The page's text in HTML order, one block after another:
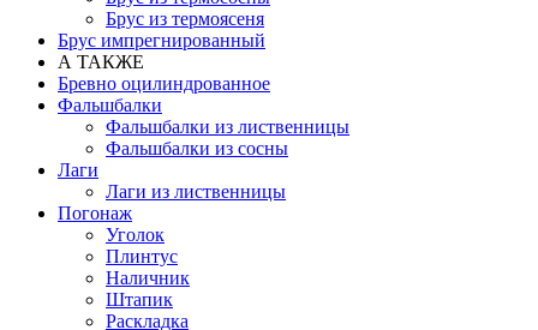
Брус из термоясеня
Брус импрегнированный
А ТАКЖЕ
Бревно оцилиндрованное
Фальшбалки
Фальшбалки из лиственницы
Фальшбалки из сосны
Лаги
Лаги из лиственницы
Погонаж
Уголок
Плинтус
Наличник
Штапик
Раскладка